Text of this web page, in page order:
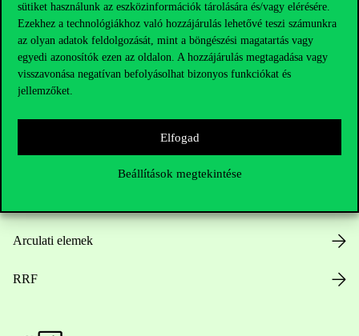
sütiket használunk az eszközinformációk tárolására és/vagy elérésére.
Ezekhez a technológiákhoz való hozzájárulás lehetővé teszi számunkra
az olyan adatok feldolgozását, mint a böngészési magatartás vagy
egyedi azonosítók ezen az oldalon. A hozzájárulás megtagadása vagy
visszavonása negatívan befolyásolhat bizonyos funkciókat és
jellemzőket.
Elfogad
Beállítások megtekintése
Hasznos linkek
Nyitvatartás
Arculati elemek
RRF